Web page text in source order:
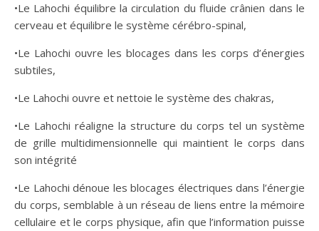
•Le Lahochi équilibre la circulation du fluide crânien dans le
cerveau et équilibre le système cérébro-spinal,
•Le Lahochi ouvre les blocages dans les corps d’énergies
subtiles,
•Le Lahochi ouvre et nettoie le système des chakras,
•Le Lahochi réaligne la structure du corps tel un système
de grille multidimensionnelle qui maintient le corps dans
son intégrité
•Le Lahochi dénoue les blocages électriques dans l’énergie
du corps, semblable à un réseau de liens entre la mémoire
cellulaire et le corps physique, afin que l’information puisse